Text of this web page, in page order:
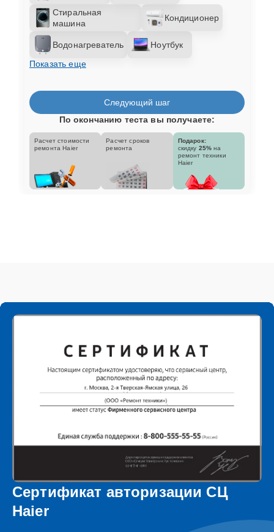
Стиральная
машина
Кондиционер
Водонагреватель
Ноутбук
Показать еще
Следующий шаг
По окончанию теста вы получаете:
Расчет стоимости
ремонта Haier
Расчет сроков
ремонта
Подарок:
скидку 25% на
ремонт техники
Haier
Сертификат авторизации СЦ
Haier